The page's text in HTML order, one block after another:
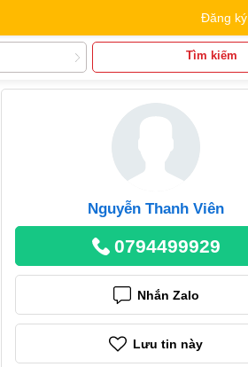
Đăng ký
Tìm kiếm
Nguyễn Thanh Viên
0794499929
Nhắn Zalo
Lưu tin này